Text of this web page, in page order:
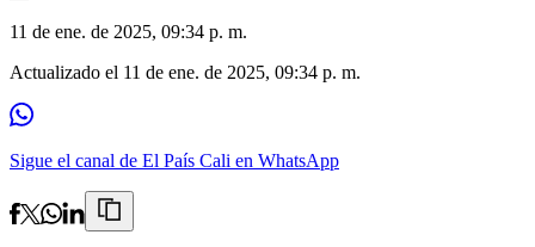
11 de ene. de 2025, 09:34 p. m.
Actualizado el 11 de ene. de 2025, 09:34 p. m.
Sigue el canal de El País Cali en WhatsApp